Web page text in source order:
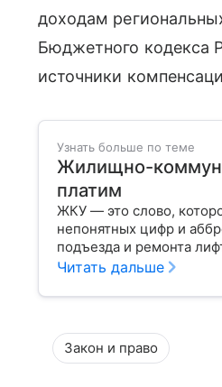
доходам
Бюджетного кодекса
источники
Узнать больше по теме
Жилищно-
платим
ЖКУ — это слово,
непонятных цифр и
подъезда и ремонта
Читать дальше
Закон и право